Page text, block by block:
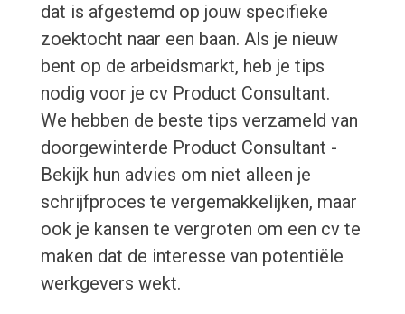
dat is afgestemd op jouw specifieke
zoektocht naar een baan. Als je nieuw
bent op de arbeidsmarkt, heb je tips
nodig voor je cv Product Consultant.
We hebben de beste tips verzameld van
doorgewinterde Product Consultant -
Bekijk hun advies om niet alleen je
schrijfproces te vergemakkelijken, maar
ook je kansen te vergroten om een cv te
maken dat de interesse van potentiële
werkgevers wekt.